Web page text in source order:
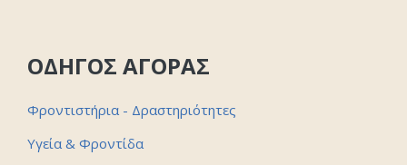
ΟΔΗΓΟΣ ΑΓΟΡΑΣ
Φροντιστήρια - Δραστηριότητες
Υγεία & Φροντίδα